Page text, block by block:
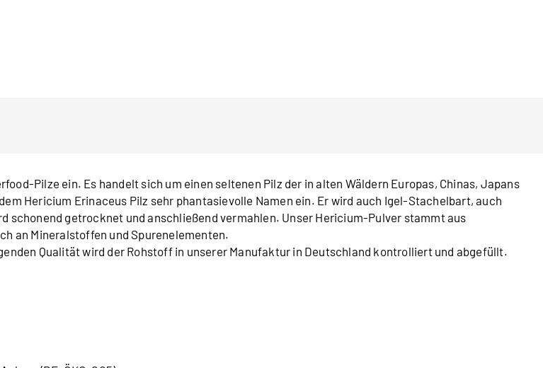
Pilze ein. Es handelt sich um einen seltenen Pilz der in alten Wäldern Europas, Chinas, Japans
Hericium Erinaceus Pilz sehr phantasievolle Namen ein. Er wird auch Igel-Stachelbart, auch
schonend getrocknet und anschließend vermahlen. Unser Hericium-Pulver stammt aus
an Mineralstoffen und Spurenelementen.
Qualität wird der Rohstoff in unserer Manufaktur in Deutschland kontrolliert und abgefüllt.